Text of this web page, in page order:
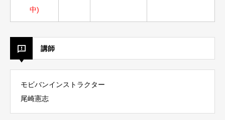
中)
講師
モビバンインストラクター
尾崎憲志